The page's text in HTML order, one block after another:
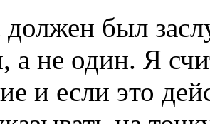
был
а не один. Я
и если это